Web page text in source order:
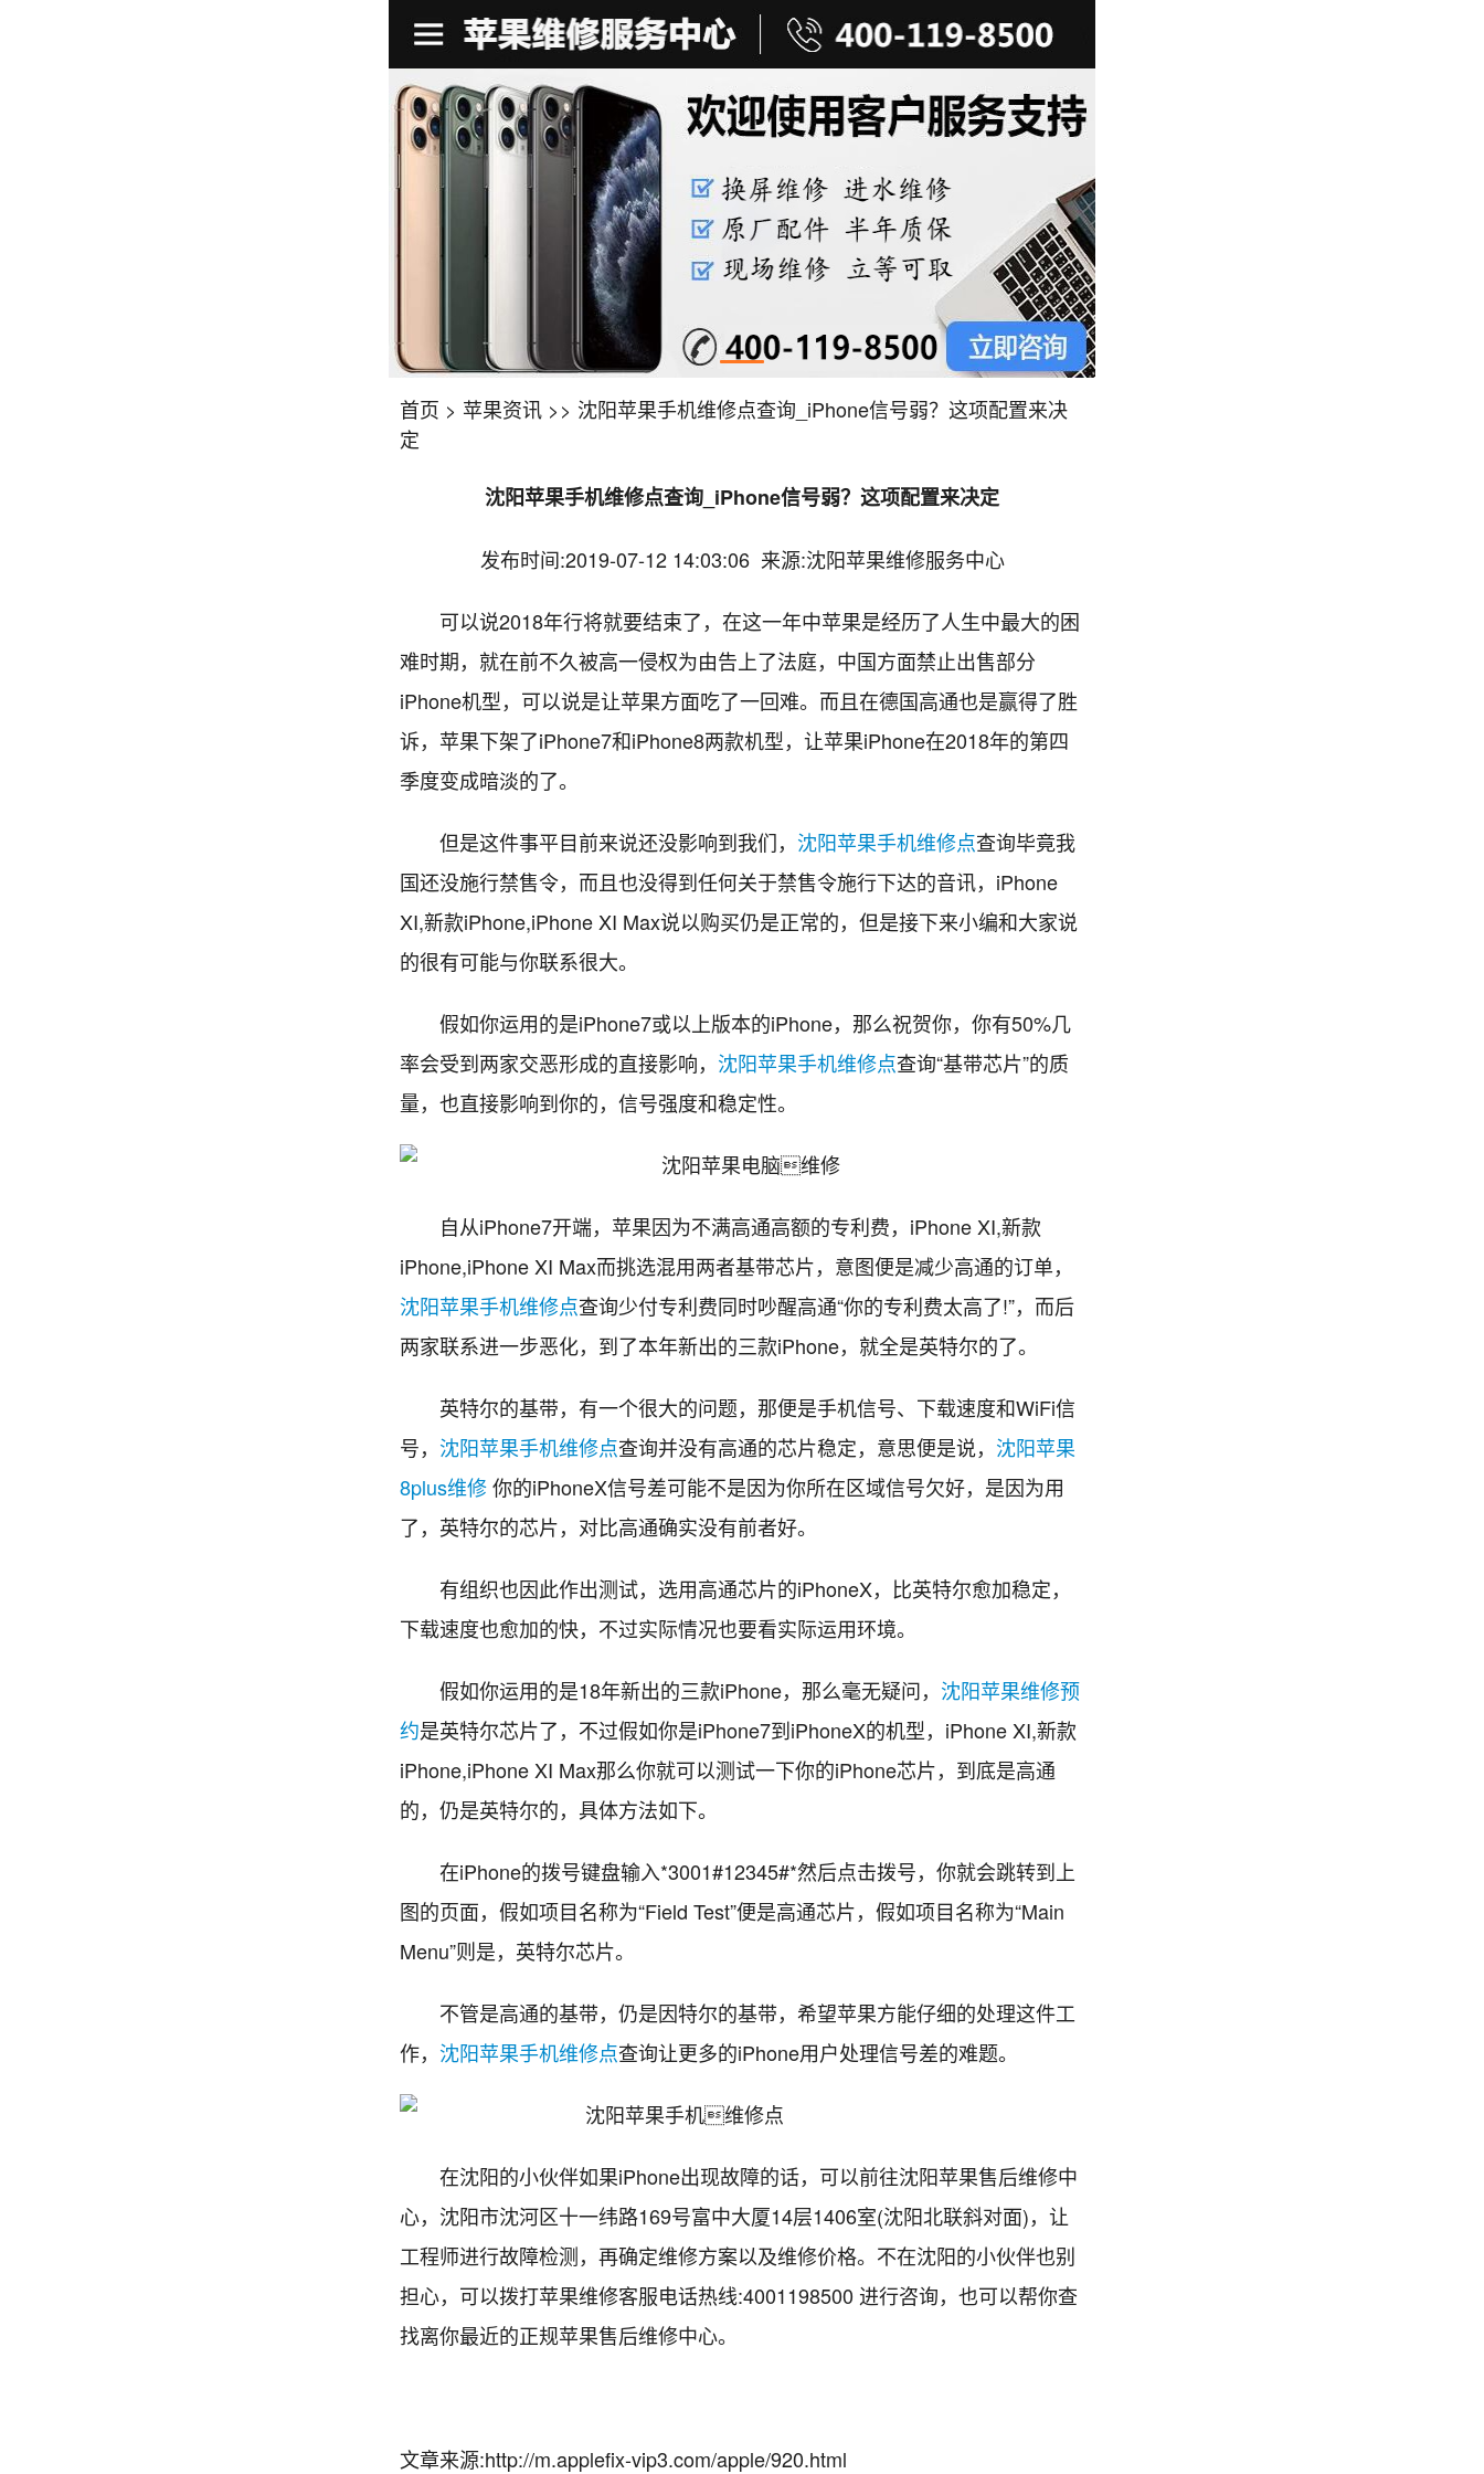
首页 > 苹果资讯 >> 沈阳苹果手机维修点查询_iPhone信号弱？这项配置来决
定
沈阳苹果手机维修点查询_iPhone信号弱？这项配置来决定
发布时间:2019-07-12 14:03:06 来源:沈阳苹果维修服务中心
可以说2018年行将就要结束了，在这一年中苹果是经历了人生中最大的困
难时期，就在前不久被高一侵权为由告上了法庭，中国方面禁止出售部分
iPhone机型，可以说是让苹果方面吃了一回难。而且在德国高通也是赢得了胜
诉，苹果下架了iPhone7和iPhone8两款机型，让苹果iPhone在2018年的第四
季度变成暗淡的了。
但是这件事平目前来说还没影响到我们， 沈阳苹果手机维修点查询毕竟我
国还没施行禁售令，而且也没得到任何关于禁售令施行下达的音讯，iPhone
XI,新款iPhone,iPhone XI Max说以购买仍是正常的，但是接下来小编和大家说
的很有可能与你联系很大。
假如你运用的是iPhone7或以上版本的iPhone，那么祝贺你，你有50%几
率会受到两家交恶形成的直接影响， 沈阳苹果手机维修点查询“基带芯片”的质
量，也直接影响到你的，信号强度和稳定性。
自从iPhone7开端，苹果因为不满高通高额的专利费，iPhone XI,新款
iPhone,iPhone XI Max而挑选混用两者基带芯片，意图便是减少高通的订单，
沈阳苹果手机维修点查询少付专利费同时吵醒高通“你的专利费太高了!”，而后
两家联系进一步恶化，到了本年新出的三款iPhone，就全是英特尔的了。
英特尔的基带，有一个很大的问题，那便是手机信号、下载速度和WiFi信
号， 沈阳苹果手机维修点查询并没有高通的芯片稳定，意思便是说， 沈阳苹果
8plus维修你的iPhoneX信号差可能不是因为你所在区域信号欠好，是因为用
了，英特尔的芯片，对比高通确实没有前者好。
有组织也因此作出测试，选用高通芯片的iPhoneX，比英特尔愈加稳定，
下载速度也愈加的快，不过实际情况也要看实际运用环境。
假如你运用的是18年新出的三款iPhone，那么毫无疑问， 沈阳苹果维修预
约是英特尔芯片了，不过假如你是iPhone7到iPhoneX的机型，iPhone XI,新款
iPhone,iPhone XI Max那么你就可以测试一下你的iPhone芯片，到底是高通
的，仍是英特尔的，具体方法如下。
在iPhone的拨号键盘输入*3001#12345#*然后点击拨号，你就会跳转到上
图的页面，假如项目名称为“Field Test”便是高通芯片，假如项目名称为“Main
Menu”则是，英特尔芯片。
不管是高通的基带，仍是因特尔的基带，希望苹果方能仔细的处理这件工
作， 沈阳苹果手机维修点查询让更多的iPhone用户处理信号差的难题。
在沈阳的小伙伴如果iPhone出现故障的话，可以前往沈阳苹果售后维修中
心，沈阳市沈河区十一纬路169号富中大厦14层1406室(沈阳北联斜对面)，让
工程师进行故障检测，再确定维修方案以及维修价格。不在沈阳的小伙伴也别
担心，可以拨打苹果维修客服电话热线:4001198500 进行咨询，也可以帮你查
找离你最近的正规苹果售后维修中心。
文章来源:http://m.applefix-vip3.com/apple/920.html